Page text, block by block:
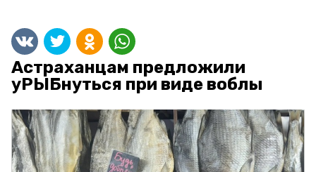
Астраханцам предложили
уРЫБнуться при виде воблы